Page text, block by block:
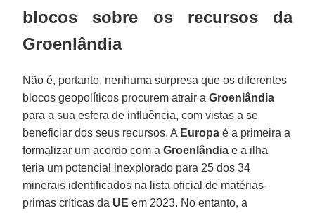
blocos sobre os recursos da
Groenlândia
Não é, portanto, nenhuma surpresa que os diferentes
blocos geopolíticos procurem atrair aGroenlândia
para a sua esfera de influência, com vistas a se
beneficiar dos seus recursos. A Europa é a primeira a
formalizar um acordo com aGroenlândia e a ilha
teria um potencial inexplorado para 25 dos 34
minerais identificados na lista oficial de matérias-
primas críticas da UE em 2023. No entanto, a